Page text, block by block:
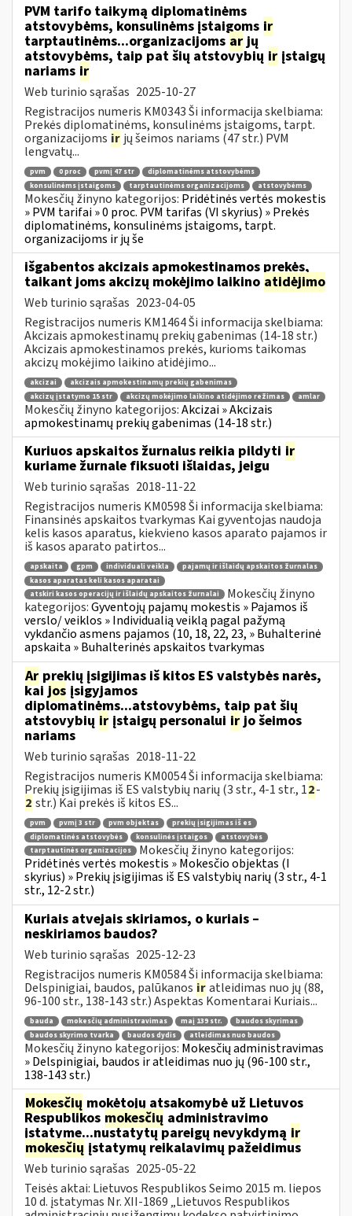
PVM tarifo taikymą diplomatinėms
atstovybėms, konsulinėms įstaigoms ir
tarptautinėms...organizacijoms arjų
atstovybėms, taip pat šių atstovybių ir įstaigų
nariams ir
Web turinio sąrašas 2025-10-27
Registracijos numeris KM0343 Ši informacija skelbiama:
Prekės diplomatinėms, konsulinėms įstaigoms, tarpt.
organizacijoms ir jų šeimos nariams (47 str.) PVM
lengvatų...
pvm 0 proc pvmį 47 str
diplomatinėms atstovybėms
konsulinėms įstaigoms
tarptautinėms organizacijoms atstovybėms
Mokesčių žinyno kategorijos: Pridėtinės vertės mokestis
» PVM tarifai » 0 proc. PVM tarifas (VI skyrius) » Prekės
diplomatinėms, konsulinėms įstaigoms, tarpt.
organizacijoms ir jų še
išgabentos akcizais apmokestinamos prekės,
taikant joms akcizų mokėjimo laikino atidėjimo
Web turinio sąrašas 2023-04-05
Registracijos numeris KM1464 Ši informacija skelbiama:
Akcizais apmokestinamų prekių gabenimas (14-18 str.)
Akcizais apmokestinamos prekės, kurioms taikomas
akcizų mokėjimo laikino atidėjimo...
akcizai
akcizais apmokestinamų prekių gabenimas
akcizų įstatymo 15 str
akcizų mokėjimo laikino atidėjimo režimas amlar
Mokesčių žinyno kategorijos:Akcizai » Akcizais
apmokestinamų prekių gabenimas (14-18 str.)
Kuriuos apskaitos žurnalus reikia pildyti ir
kuriame žurnale fiksuoti išlaidas, jeigu
Web turinio sąrašas 2018-11-22
Registracijos numeris KM0598 Ši informacija skelbiama:
Finansinės apskaitos tvarkymas Kai gyventojas naudoja
kelis kasos aparatus, kiekvieno kasos aparato pajamos ir
iš kasos aparato patirtos...
apskaita gpm individuali veikla
pajamų ir išlaidų apskaitos žurnalas
kasos aparatas keli kasos aparatai
atskiri kasos operacijų ir išlaidų apskaitos žurnalai
Mokesčių žinyno
kategorijos:Gyventojų pajamų mokestis » Pajamos iš
verslo/ veiklos » Individualią veiklą pagal pažymą
vykdančio asmens pajamos (10, 18, 22, 23, » Buhalterinė
apskaita » Buhalterinės apskaitos tvarkymas
Ar prekių įsigijimas iš kitos ES valstybės narės,
kai jos įsigyjamos
diplomatinėms...atstovybėms, taip pat šių
atstovybių ir įstaigų personalui irjo šeimos
nariams
Web turinio sąrašas 2018-11-22
Registracijos numeris KM0054 Ši informacija skelbiama:
Prekių įsigijimas iš ES valstybių narių (3 str., 4-1 str., 12-
2 str.) Kai prekės iš kitos ES...
pvm pvmį 3 str pvm objektas
prekių įsigijimas iš es
diplomatinės atstovybės
konsulinės įstaigos
atstovybės
tarptautinės organizacijos
Mokesčių žinyno kategorijos:
Pridėtinės vertės mokestis » Mokesčio objektas (I
skyrius) » Prekių įsigijimas iš ES valstybių narių (3 str., 4-1
str., 12-2 str.)
Kuriais atvejais skiriamos, o kuriais –
neskiriamos baudos?
Web turinio sąrašas 2025-12-23
Registracijos numeris KM0584 Ši informacija skelbiama:
Delspinigiai, baudos, palūkanos iratleidimas nuo jų (88,
96-100 str., 138-143 str.) Aspektas Komentarai Kuriais...
bauda mokesčių administravimas maį 139 str.
baudos skyrimas
baudos skyrimo tvarka
baudos dydis atleidimas nuo baudos
Mokesčių žinyno kategorijos: Mokesčių administravimas
» Delspinigiai, baudos ir atleidimas nuo jų (96-100 str.,
138-143 str.)
Mokesčių mokėtojų atsakomybė už Lietuvos
Respublikos mokesčių administravimo
įstatyme...nustatytų pareigų nevykdymą ir
mokesčių įstatymų reikalavimų pažeidimus
Web turinio sąrašas 2025-05-22
Teisės aktai: Lietuvos Respublikos Seimo 2015 m. liepos
10 d. įstatymas Nr. XII-1869 „Lietuvos Respublikos